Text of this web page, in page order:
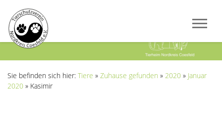
Sie befinden sich hier: Tiere » Zuhause gefunden » 2020 » Januar
2020 » Kasimir